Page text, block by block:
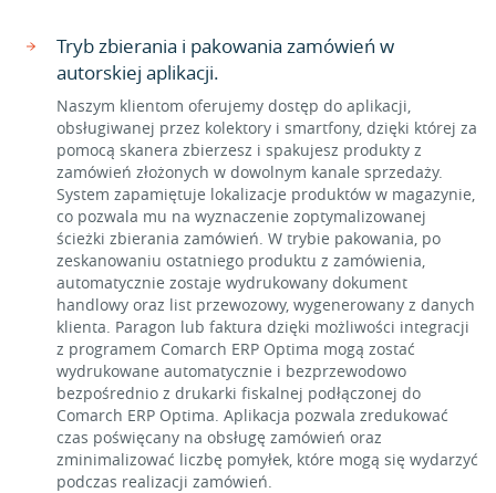
Tryb zbierania i pakowania zamówień w
autorskiej aplikacji.
Naszym klientom oferujemy dostęp do aplikacji,
obsługiwanej przez kolektory i smartfony, dzięki której za
pomocą skanera zbierzesz i spakujesz produkty z
zamówień złożonych w dowolnym kanale sprzedaży.
System zapamiętuje lokalizacje produktów w magazynie,
co pozwala mu na wyznaczenie zoptymalizowanej
ścieżki zbierania zamówień. W trybie pakowania, po
zeskanowaniu ostatniego produktu z zamówienia,
automatycznie zostaje wydrukowany dokument
handlowy oraz list przewozowy, wygenerowany z danych
klienta. Paragon lub faktura dzięki możliwości integracji
z programem Comarch ERP Optima mogą zostać
wydrukowane automatycznie i bezprzewodowo
bezpośrednio z drukarki fiskalnej podłączonej do
Comarch ERP Optima. Aplikacja pozwala zredukować
czas poświęcany na obsługę zamówień oraz
zminimalizować liczbę pomyłek, które mogą się wydarzyć
podczas realizacji zamówień.